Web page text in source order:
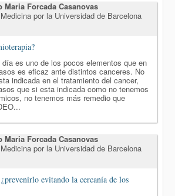
Maria Forcada Casanovas
por la Universidad de Barcelona
es uno de los pocos elementos que en
es eficaz ante distintos canceres. No
indicada en el tratamiento del cancer,
que si esta indicada como no tenemos
no tenemos más remedio que
Maria Forcada Casanovas
por la Universidad de Barcelona
evitando la cercanía de los